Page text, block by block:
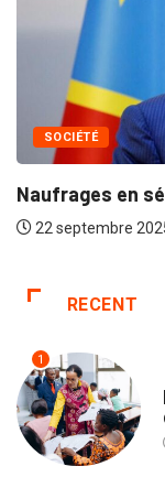
SOCIÉTÉ
en
22 septembre 2025
RECENT
1